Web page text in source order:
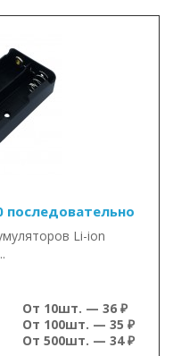
последовательно
Li-ion
От 10шт. — 36 ₽
От 100шт. — 35 ₽
От 500шт. — 34 ₽